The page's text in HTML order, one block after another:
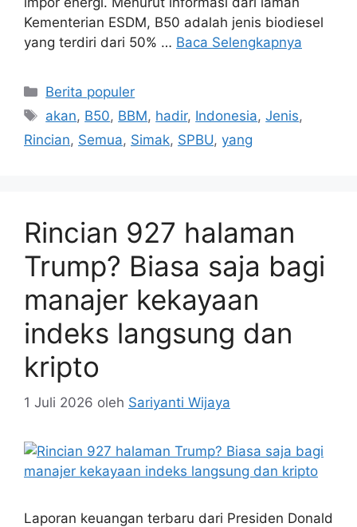
Kementerian ESDM, B50 adalah jenis biodiesel
yang terdiri dari 50% … Baca Selengkapnya
Kategori
Berita populer
Tag
akan, B50, BBM, hadir, Indonesia,Jenis,
Rincian, Semua, Simak, SPBU, yang
Rincian 927 halaman
Trump? Biasa saja bagi
manajer kekayaan
indeks langsung dan
kripto
1 Juli 2026 oleh Sariyanti Wijaya
Laporan keuangan terbaru dari Presiden Donald